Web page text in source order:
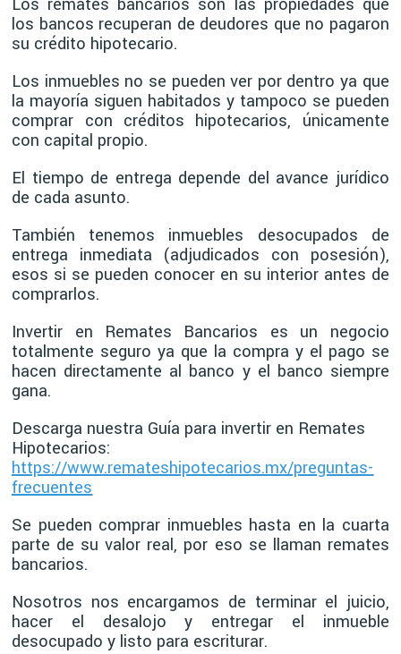
los bancos recuperan de deudores que no pagaron
su crédito hipotecario.
Los inmuebles no se pueden ver por dentro ya que
la mayoría siguen habitados y tampoco se pueden
comprar con créditos hipotecarios, únicamente
con capital propio.
El tiempo de entrega depende del avance jurídico
de cada asunto.
También tenemos inmuebles desocupados de
entrega inmediata (adjudicados con posesión),
esos si se pueden conocer en su interior antes de
comprarlos.
Invertir en Remates Bancarios es un negocio
totalmente seguro ya que la compra y el pago se
hacen directamente al banco y el banco siempre
gana.
Descarga nuestra Guía para invertir en Remates
Hipotecarios:
https://www.remateshipotecarios.mx/preguntas-
frecuentes
Se pueden comprar inmuebles hasta en la cuarta
parte de su valor real, por eso se llaman remates
bancarios.
Nosotros nos encargamos de terminar el juicio,
hacer el desalojo y entregar el inmueble
desocupado y listo para escriturar.